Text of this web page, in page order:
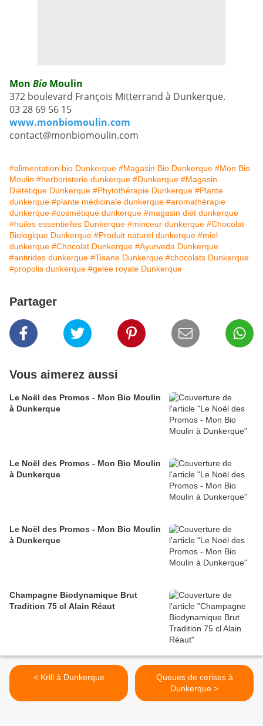
Mon Bio Moulin
372 boulevard François Mitterrand à Dunkerque.
03 28 69 56 15
www.monbiomoulin.com
contact@monbiomoulin.com
#alimentation bio Dunkerque #Magasin Bio Dunkerque #Mon Bio
Moulin #herboristerie dunkerque #Dunkerque #Magasin
Diététique Dunkerque #Phytothérapie Dunkerque #Plante
dunkerque #plante médicinale dunkerque #aromathérapie
dunkerque #cosmétique dunkerque #magasin diet dunkerque
#huiles essentielles Dunkerque #minceur dunkerque #Chocolat
Biologique Dunkerque #Produit naturel dunkerque #miel
dunkerque #Chocolat Dunkerque #Ayurveda Dunkerque
#antirides dunkerque #Tisane Dunkerque #chocolats Dunkerque
#propolis dunkerque #gelée royale Dunkerque
Partager
Vous aimerez aussi
Le Noël des Promos - Mon Bio Moulin
à Dunkerque
Le Noël des Promos - Mon Bio Moulin
à Dunkerque
Le Noël des Promos - Mon Bio Moulin
à Dunkerque
Champagne Biodynamique Brut
Tradition 75 cl Alain Réaut
< Krill à Dunkerque
Queues de cerises à
Dunkerque >